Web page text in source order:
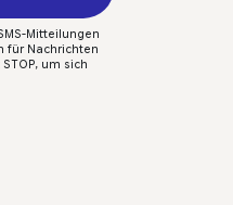
Mitteilungen
für Nachrichten
um sich